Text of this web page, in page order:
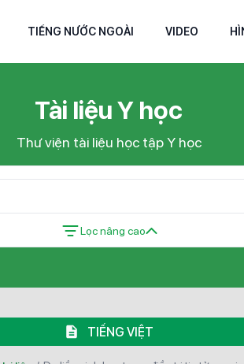
TIẾNG NƯỚC NGOÀI VIDEO
Tài liệu Y học
Thư viện tài liệu học tập Y học
Lọc nâng cao
TIẾNG VIỆT